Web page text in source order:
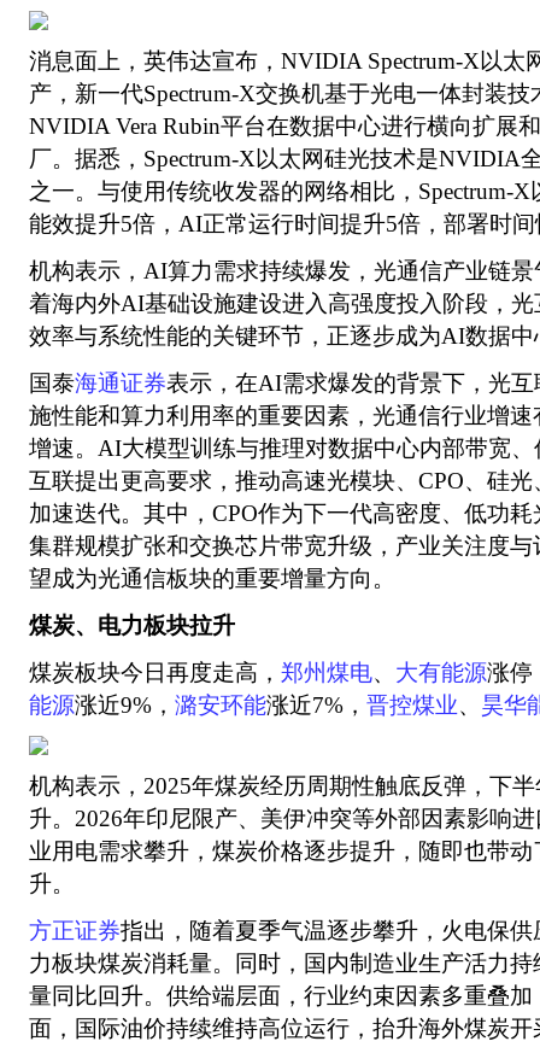
消息面上，英伟达宣布，NVIDIA Spectrum-X以太
产，新一代Spectrum-X交换机基于光电一体封装
NVIDIA Vera Rubin平台在数据中心进行横向扩展
厂。据悉，Spectrum-X以太网硅光技术是NVIDIA
之一。与使用传统收发器的网络相比，Spectrum-
能效提升5倍，AI正常运行时间提升5倍，部署时间
机构表示，AI算力需求持续爆发，光通信产业链
着海内外AI基础设施建设进入高强度投入阶段，
效率与系统性能的关键环节，正逐步成为AI数据
国泰海通证券表示，在AI需求爆发的背景下，光
施性能和算力利用率的重要因素，光通信行业增速
增速。AI大模型训练与推理对数据中心内部带宽
互联提出更高要求，推动高速光模块、CPO、硅
加速迭代。其中，CPO作为下一代高密度、低功
集群规模扩张和交换芯片带宽升级，产业关注度
望成为光通信板块的重要增量方向。
煤炭、电力板块拉升
煤炭板块今日再度走高， 郑州煤电、 大有能源涨停
能源涨近9%， 潞安环能涨近7%， 晋控煤业、 昊华
机构表示，2025年煤炭经历周期性触底反弹，下
升。2026年印尼限产、美伊冲突等外部因素影响
业用电需求攀升，煤炭价格逐步提升，随即也带
升。
方正证券指出，随着夏季气温逐步攀升，火电保
力板块煤炭消耗量。同时，国内制造业生产活力
量同比回升。供给端层面，行业约束因素多重叠
面，国际油价持续维持高位运行，抬升海外煤炭